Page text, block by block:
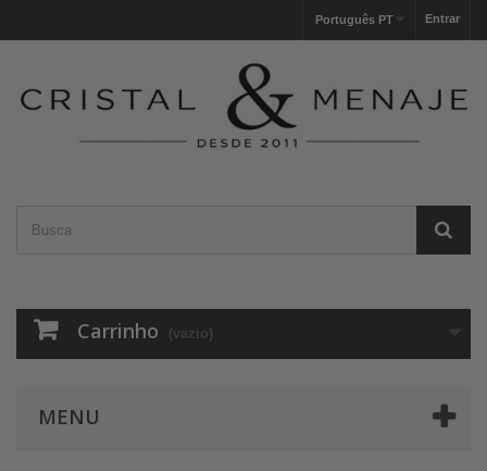
Entrar
Português PT
Carrinho (vazio)
MENU